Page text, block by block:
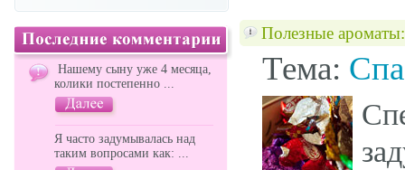
Нашему сыну уже 4 месяца,
колики постепенно ...
Я часто задумывалась над
таким вопросами как: ...
Полезные
Тема: